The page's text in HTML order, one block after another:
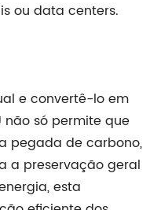
ou data centers.
e convertê-lo em
não só permite que
pegada de carbono,
a preservação geral
esta